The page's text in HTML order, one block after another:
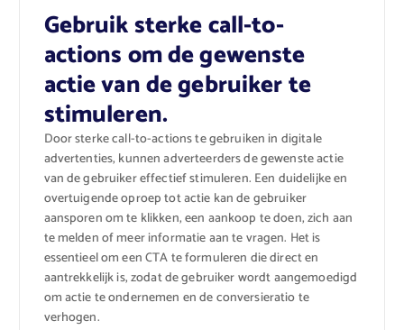
Gebruik sterke call-to-
actions om de gewenste
actie van de gebruiker te
stimuleren.
Door sterke call-to-actions te gebruiken in digitale
advertenties, kunnen adverteerders de gewenste actie
van de gebruiker effectief stimuleren. Een duidelijke en
overtuigende oproep tot actie kan de gebruiker
aansporen om te klikken, een aankoop te doen, zich aan
te melden of meer informatie aan te vragen. Het is
essentieel om een ​​CTA te formuleren die direct en
aantrekkelijk is, zodat de gebruiker wordt aangemoedigd
om actie te ondernemen en de conversieratio te
verhogen.